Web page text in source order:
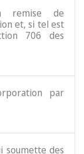
remise de
et, si tel est
706 des
par
soumette des